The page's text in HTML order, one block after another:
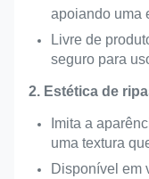
Certificado
apoiando uma
Livre de
seguro para
2. Estética de
Imita a
uma textura
Disponível em